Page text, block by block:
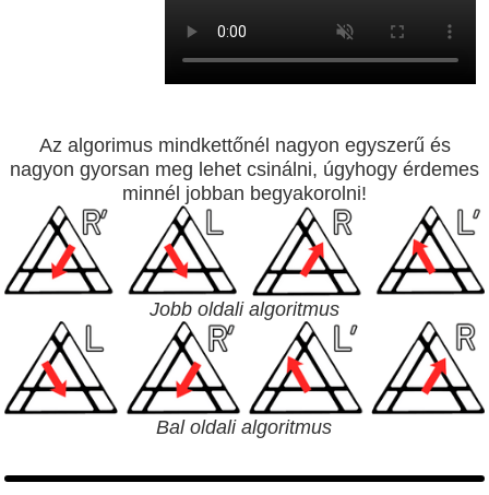
Az algorimus mindkettőnél nagyon egyszerű és
nagyon gyorsan meg lehet csinálni, úgyhogy érdemes
minnél jobban begyakorolni!
Jobb oldali algoritmus
Bal oldali algoritmus